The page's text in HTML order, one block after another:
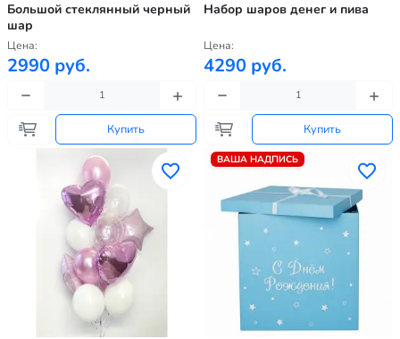
Большой стеклянный черный
шар
Цена:
2990 руб.
Купить
Набор шаров денег и пива
Цена:
4290 руб.
Купить
ВАША НАДПИСЬ